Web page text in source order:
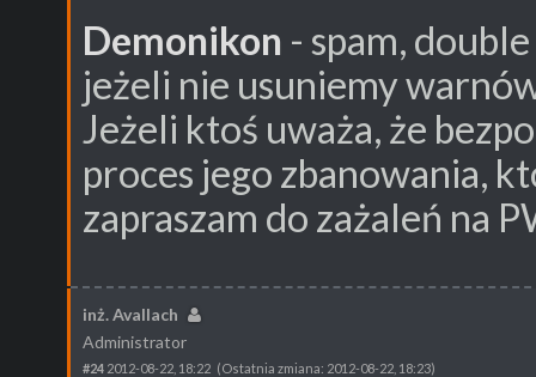
Demonikon - spam,
jeżeli nie usuniemy
Jeżeli ktoś uważa, że
proces jego zbanowania,
zapraszam do zażaleń na
inż. Avallach
Administrator
#24 2012-08-22, 18:22 (Ostatnia zmiana: 2012-08-22, 18:23)